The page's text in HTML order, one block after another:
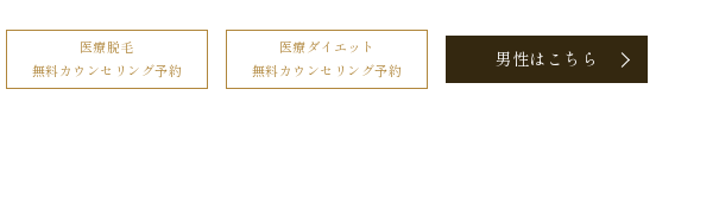
医療脱毛
無料カウンセリング予約
医療ダイエット
無料カウンセリング予約
男性はこちら